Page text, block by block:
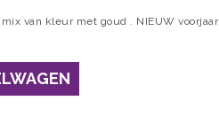
van kleur met goud . NIEUW voorjaar